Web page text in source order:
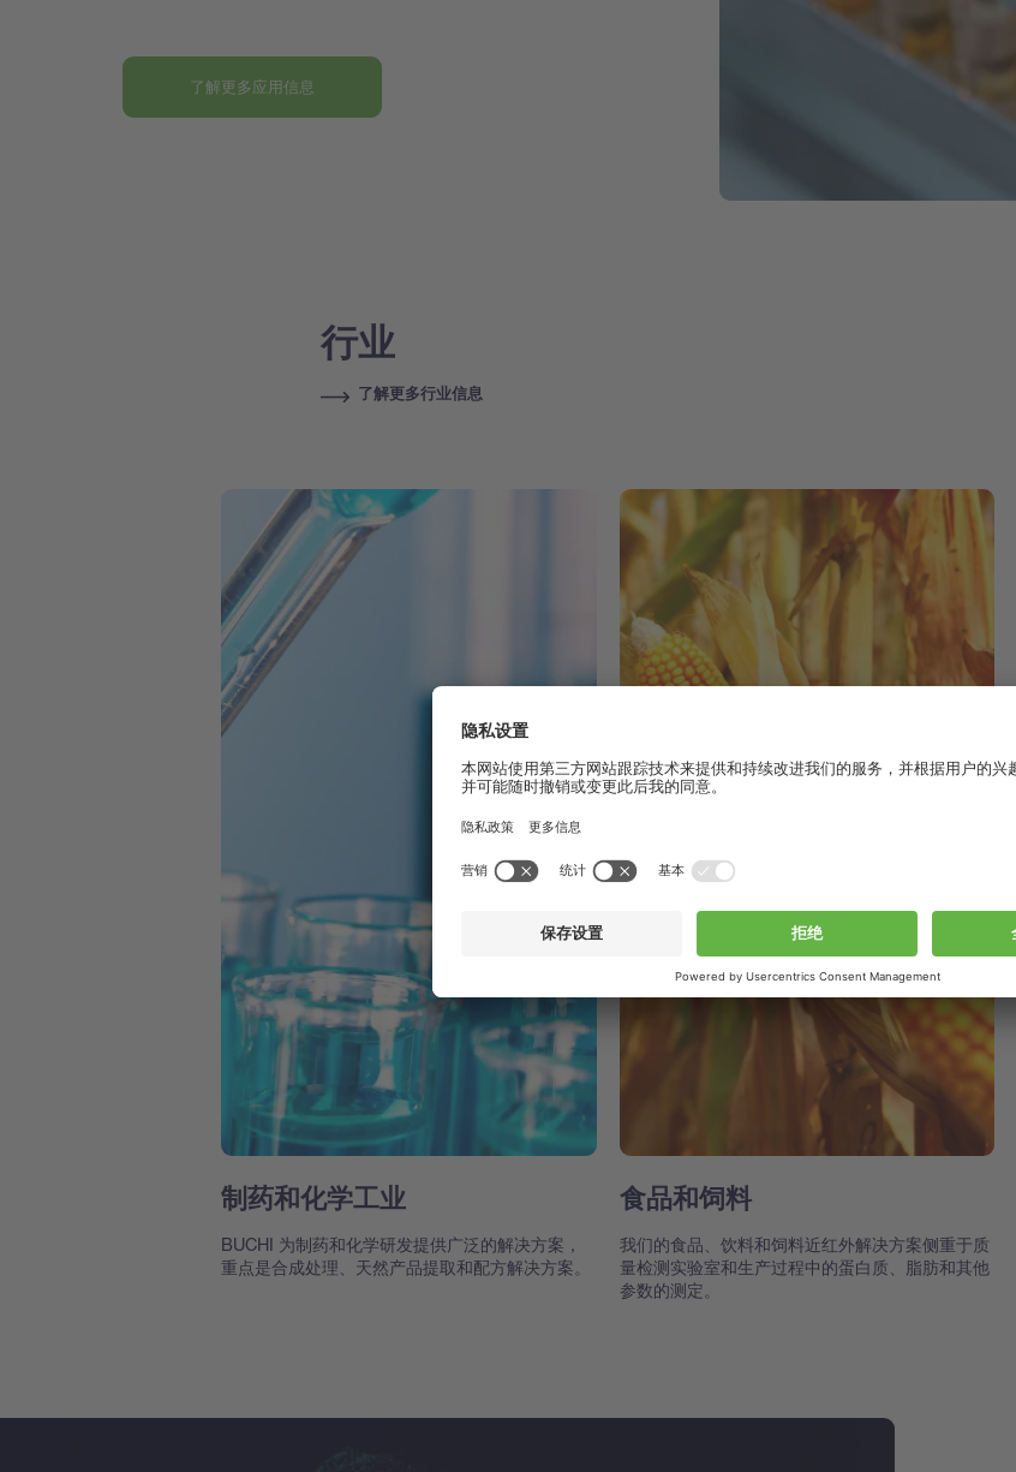
了解更多应用信息
行业
了解更多行业信息
制药和化学工业
BUCHI 为制药和化学研发提供广泛的解决方案，
重点是合成处理、天然产品提取和配方解决方案。
食品和饲料
我们的食品、饮料和饲料近红外解决方案侧重于质
量检测实验室和生产过程中的蛋白质、脂肪和其他
参数的测定。